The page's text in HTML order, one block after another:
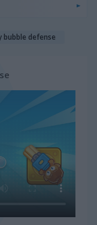
bubble defense